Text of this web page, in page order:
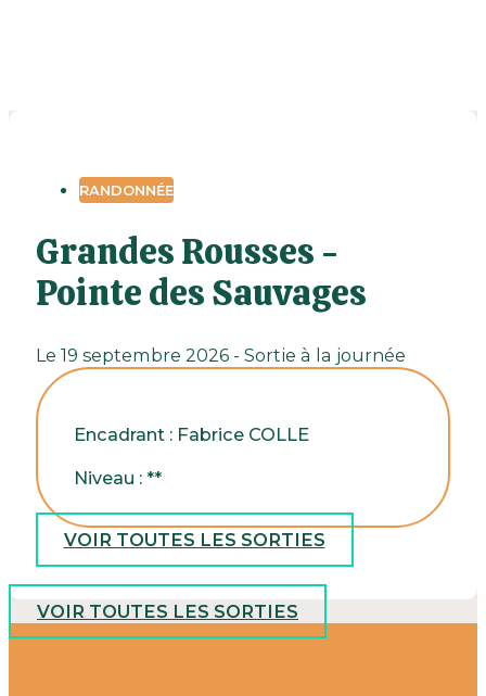
RANDONNÉE
Grandes Rousses -
Pointe des Sauvages
Le 19 septembre 2026 - Sortie à la journée
Encadrant : Fabrice COLLE
Niveau : **
VOIR TOUTES LES SORTIES
VOIR TOUTES LES SORTIES